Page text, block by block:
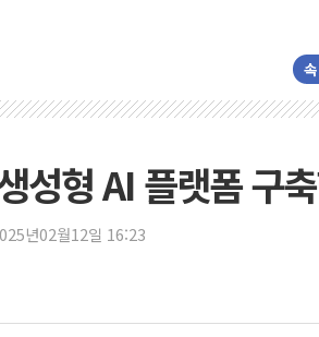
성형 AI 플랫폼 구
년02월12일 16:23